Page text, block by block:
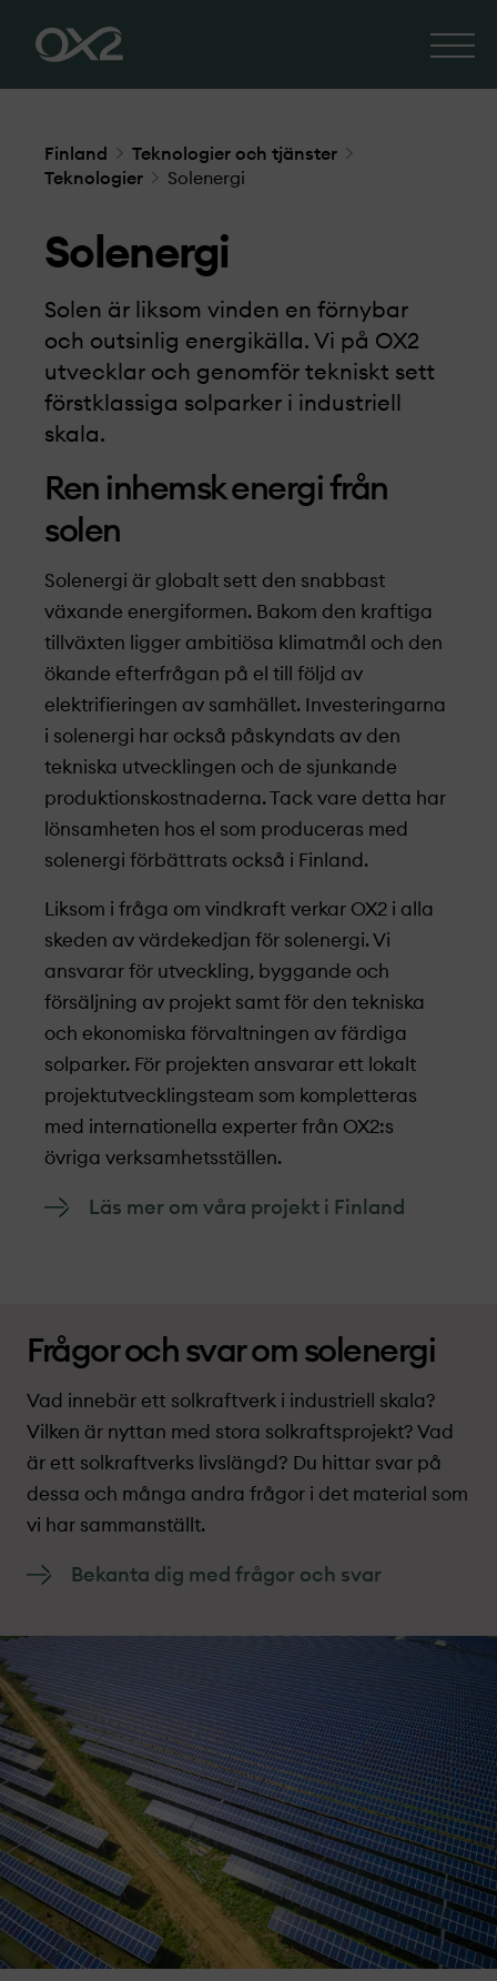
Finland
Teknologier och tjänster
Teknologier
Solenergi
Solenergi
Solen är liksom vinden en förnybar
och outsinlig energikälla. Vi på OX2
utvecklar och genomför tekniskt sett
förstklassiga solparker i industriell
skala.
Ren inhemsk energi från
solen
Solenergi är globalt sett den snabbast
växande energiformen. Bakom den kraftiga
tillväxten ligger ambitiösa klimatmål och den
ökande efterfrågan på el till följd av
elektrifieringen av samhället. Investeringarna
i solenergi har också påskyndats av den
tekniska utvecklingen och de sjunkande
produktionskostnaderna. Tack vare detta har
lönsamheten hos el som produceras med
solenergi förbättrats också i Finland.
Liksom i fråga om vindkraft verkar OX2 i alla
skeden av värdekedjan för solenergi. Vi
ansvarar för utveckling, byggande och
försäljning av projekt­ samt för den tekniska
och ekonomiska förvaltningen av färdiga
solparker. För projekt­en ansvarar ett lokalt
projekt­utvecklings­team som kompletteras
med internationella experter från OX2:s
övriga verksamhetsställen.
Läs mer om våra projekt­ i Finland
Frågor och svar om solenergi
Vad innebär ett solkraftverk i industriell skala?
Vilken är nyttan med stora solkraftsprojekt­­? Vad
är ett solkraftverks livslängd? Du hittar svar på
dessa och många andra frågor i det material som
vi har sammanställt.
Bekanta dig med frågor och svar